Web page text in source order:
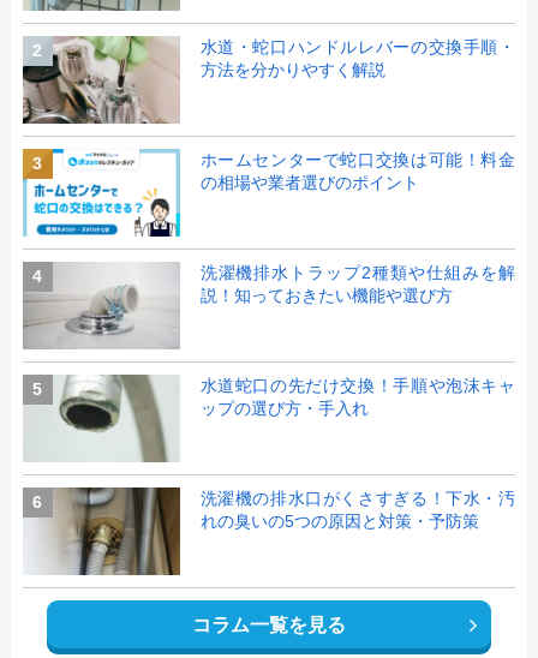
2
水道・蛇口ハンドルレバーの交換手順・
方法を分かりやすく解説
3
ホームセンターで蛇口交換は可能！料金
の相場や業者選びのポイント
4
洗濯機排水トラップ2種類や仕組みを解
説！知っておきたい機能や選び方
5
水道蛇口の先だけ交換！手順や泡沫キャ
ップの選び方・手入れ
6
洗濯機の排水口がくさすぎる！下水・汚
れの臭いの5つの原因と対策・予防策
コラム一覧を見る